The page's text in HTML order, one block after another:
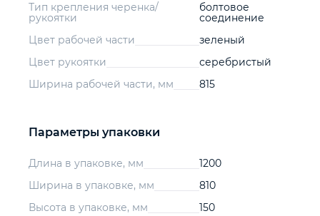
Тип крепления черенка/
рукоятки
болтовое
соединение
Цвет рабочей части
зеленый
Цвет рукоятки
серебристый
Ширина рабочей части, мм
815
Параметры упаковки
Длина в упаковке, мм
1200
Ширина в упаковке, мм
810
Высота в упаковке, мм
150